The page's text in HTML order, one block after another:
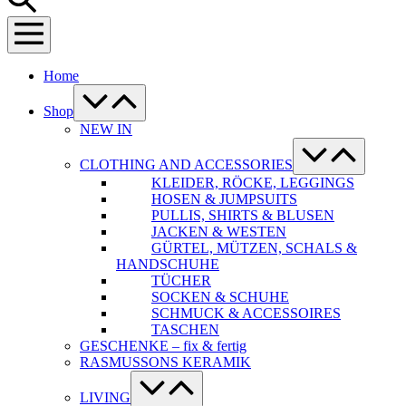
Menü-
Schalter
Home
Shop
Menü-
Schalter
NEW IN
CLOTHING AND ACCESSORIES
Menü-
Schalter
KLEIDER, RÖCKE, LEGGINGS
HOSEN & JUMPSUITS
PULLIS, SHIRTS & BLUSEN
JACKEN & WESTEN
GÜRTEL, MÜTZEN, SCHALS &
HANDSCHUHE
TÜCHER
SOCKEN & SCHUHE
SCHMUCK & ACCESSOIRES
TASCHEN
GESCHENKE – fix & fertig
RASMUSSONS KERAMIK
LIVING
Menü-
Schalter